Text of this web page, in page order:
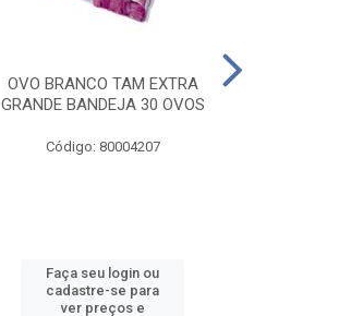
OVO BRANCO TAM EXTRA
GRANDE BANDEJA 30 OVOS
Código: 80004207
Faça seu login ou
cadastre-se para
ver preços e